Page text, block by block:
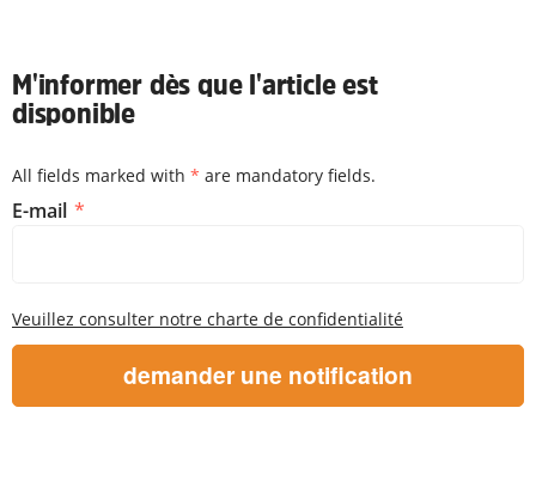
M'informer dès que l'article est
disponible
M'informer dès que l'article est disponible
All fields marked with * are mandatory fields.
E-mail
Veuillez consulter notre charte de confidentialité
demander une notification